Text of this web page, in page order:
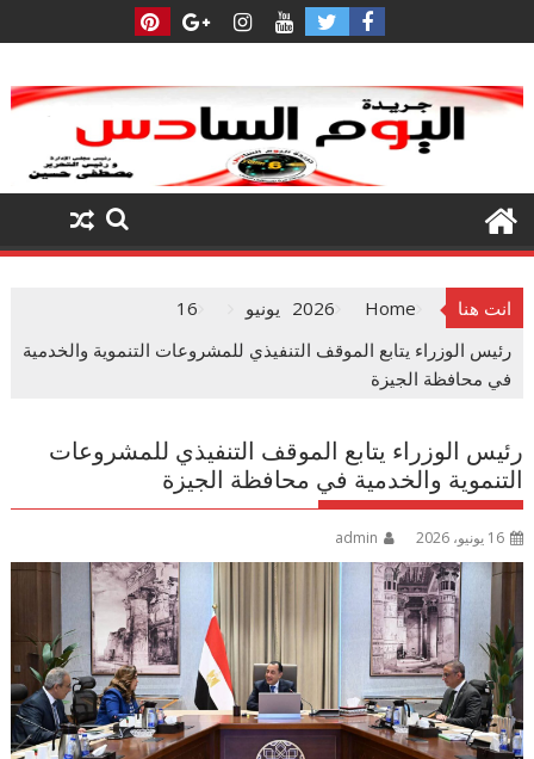
to
انت هنا Home
2026 يونيو
16
رئيس الوزراء يتابع الموقف التنفيذي للمشروعات التنموية والخدمية
في محافظة الجيزة
رئيس الوزراء يتابع الموقف التنفيذي للمشروعات
التنموية والخدمية في محافظة الجيزة
16 يونيو، 2026 admin